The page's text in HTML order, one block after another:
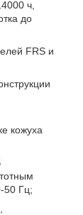
ч,
до
FRS и
кожуха
50 Гц;